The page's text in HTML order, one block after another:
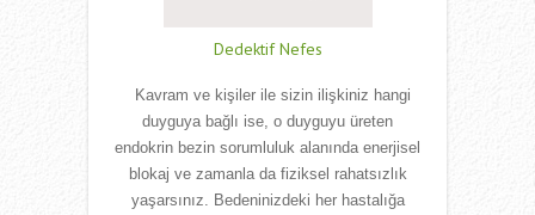
Dedektif Nefes
Kavram ve kişiler ile sizin ilişkiniz hangi
duyguya bağlı ise, o duyguyu üreten
endokrin bezin sorumluluk alanında enerjisel
blokaj ve zamanla da fiziksel rahatsızlık
yaşarsınız. Bedeninizdeki her hastalığa